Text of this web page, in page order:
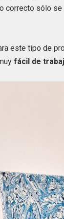
correcto sólo
este tipo de
fácil de